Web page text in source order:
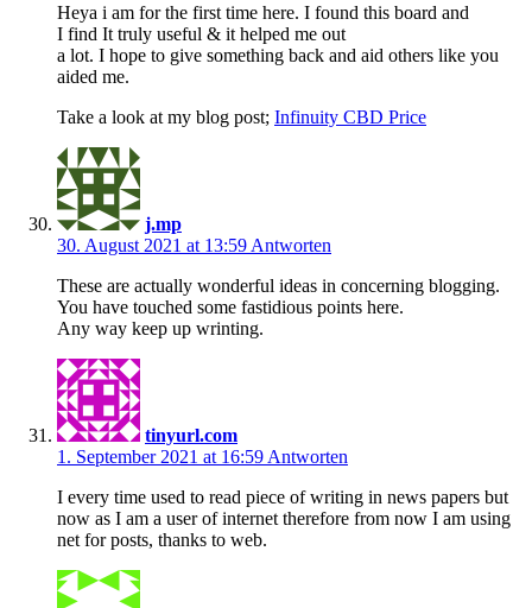
Heya i am for the first time here. I found this board and
I find It truly useful & it helped me out
a lot. I hope to give something back and aid others like you
aided me.
Take a look at my blog post; Infinuity CBD Price
j.mp
30. August 2021 at 13:59 Antworten
These are actually wonderful ideas in concerning blogging.
You have touched some fastidious points here.
Any way keep up wrinting.
tinyurl.com
1. September 2021 at 16:59 Antworten
I every time used to read piece of writing in news papers but
now as I am a user of internet therefore from now I am using
net for posts, thanks to web.